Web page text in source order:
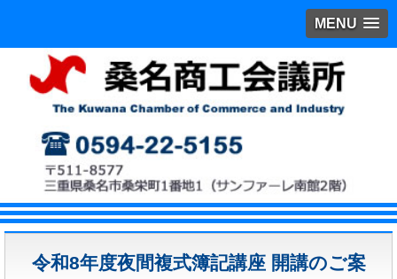
MENU
令和8年度夜間複式簿記講座 開講のご案